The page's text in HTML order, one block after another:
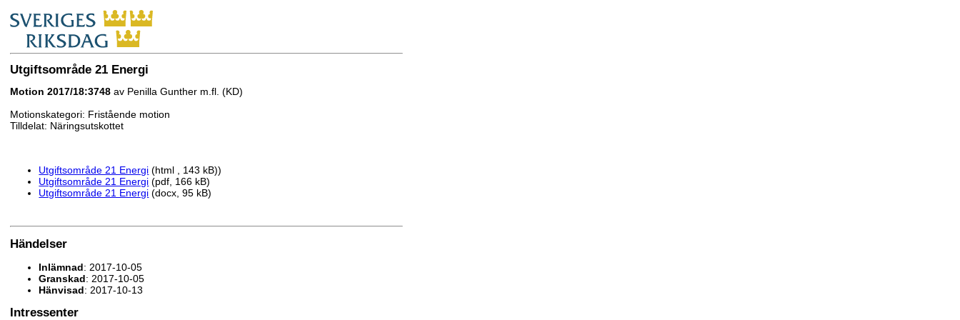
Utgiftsområde 21 Energi
Motion 2017/18:3748 av Penilla Gunther m.fl. (KD)
Motionskategori: Fristående motion
Tilldelat: Näringsutskottet
Utgiftsområde 21 Energi (html , 143 kB))
Utgiftsområde 21 Energi (pdf, 166 kB)
Utgiftsområde 21 Energi (docx, 95 kB)
Händelser
Inlämnad: 2017-10-05
Granskad: 2017-10-05
Hänvisad: 2017-10-13
Intressenter